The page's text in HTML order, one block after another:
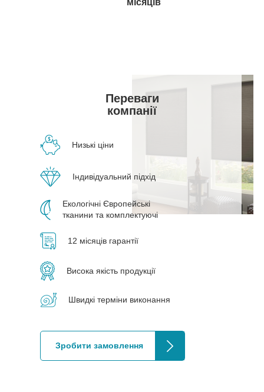
місяців
Переваги
компанії
Низькі ціни
Індивідуальний підхід
Екологічні Європейські
тканини та комплектуючі
12 місяців гарантії
Висока якість продукції
Швидкі терміни виконання
Зробити замовлення